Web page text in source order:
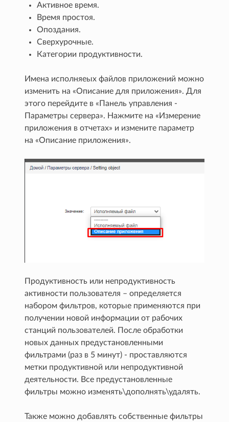
Активное время.
Время простоя.
Опоздания.
Сверхурочные.
Категории продуктивности.
Имена исполняеых файлов приложений можно
изменить на «Описание для приложения». Для
этого перейдите в «Панель управления -
Параметры сервера». Нажмите на «Измерение
приложения в отчетах» и измените параметр
на «Описание приложения».
Продуктивность или непродуктивность
активности пользователя – определяется
набором фильтров, которые применяются при
получении новой информации от рабочих
станций пользователей. После обработки
новых данных предустановленными
фильтрами (раз в 5 минут) - проставляются
метки продуктивной или непродуктивной
деятельности. Все предустановленные
фильтры можно изменять\дополнять\удалять.
Также можно добавлять собственные фильтры